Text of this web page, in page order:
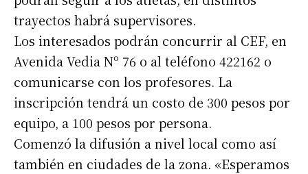
Suscribirme gratis
trayectos habrá supervisores.
Los interesados podrán concurrir al CEF, en
Avenida Vedia Nº 76 o al teléfono 422162 o
comunicarse con los profesores. La
inscripción tendrá un costo de 300 pesos por
equipo, a 100 pesos por persona.
Comenzó la difusión a nivel local como así
también en ciudades de la zona. «Esperamos